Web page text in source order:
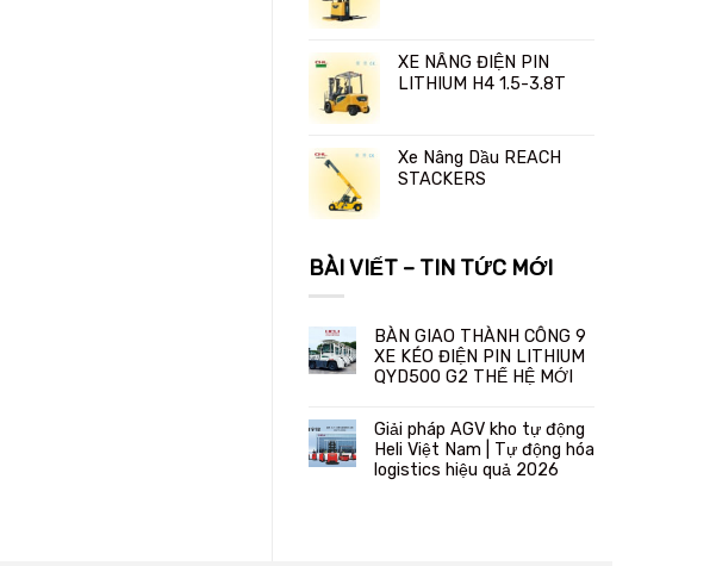
XE NÂNG ĐIỆN PIN
LITHIUM H4 1.5-3.8T
Xe Nâng Dầu REACH
STACKERS
BÀI VIẾT – TIN TỨC MỚI
BÀN GIAO THÀNH CÔNG 9
XE KÉO ĐIỆN PIN LITHIUM
QYD500 G2 THẾ HỆ MỚI
Giải pháp AGV kho tự động
Heli Việt Nam | Tự động hóa
logistics hiệu quả 2026